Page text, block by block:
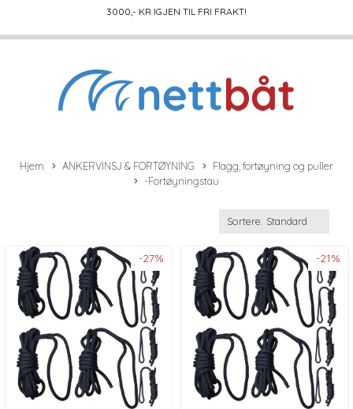
3000,- KR IGJEN TIL FRI FRAKT!
Hjem ANKERVINSJ & FORTØYNING
Flagg, fortøyning og puller
-Fortøyningstau
-27% -21%